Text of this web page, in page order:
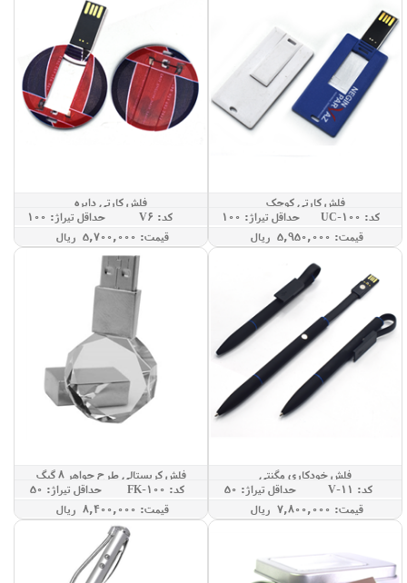
فلش کارتی کوچک
کد: UC-100
حداقل تيراژ: 100
قيمت: 5,950,000 ريال
فلش کارتی دایره
کد: V6
حداقل تيراژ: 100
قيمت: 5,700,000 ريال
فلش خودکاری مگنتی
کد: V-11
حداقل تيراژ: 50
قيمت: 7,800,000 ريال
فلش کریستالی طرح جواهر 8 گیگ
کد: FK-100
حداقل تيراژ: 50
قيمت: 8,400,000 ريال